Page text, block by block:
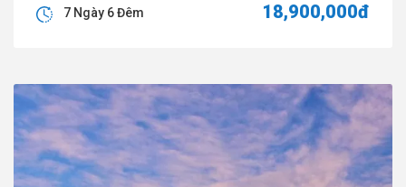
18,900,000đ
7 Ngày 6 Đêm